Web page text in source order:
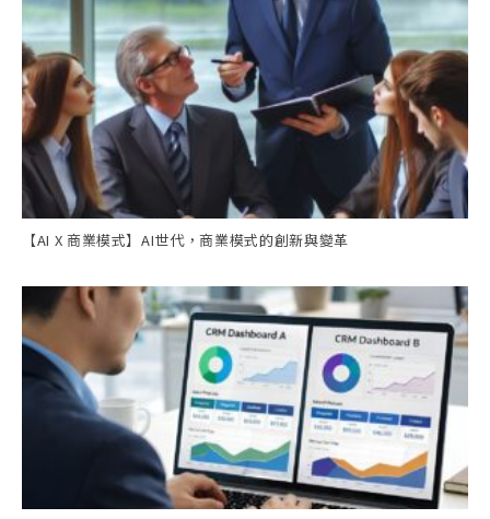
【AI X 商業模式】AI世代，商業模式的創新與變革